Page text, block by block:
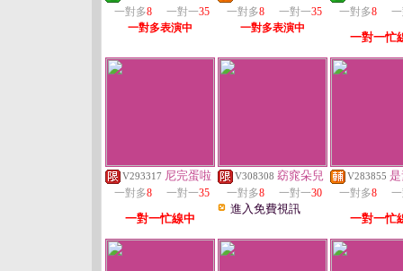
一對多8 一對一35
一對多表演中
一對多8 一對一35
一對多表演中
一對多8
一對一忙
V293317 尼完蛋啦
一對多8 一對一35
一對一忙線中
V308308 窈窕朵兒
一對多8 一對一30
進入免費視訊
V283855
一對多8
一對一忙